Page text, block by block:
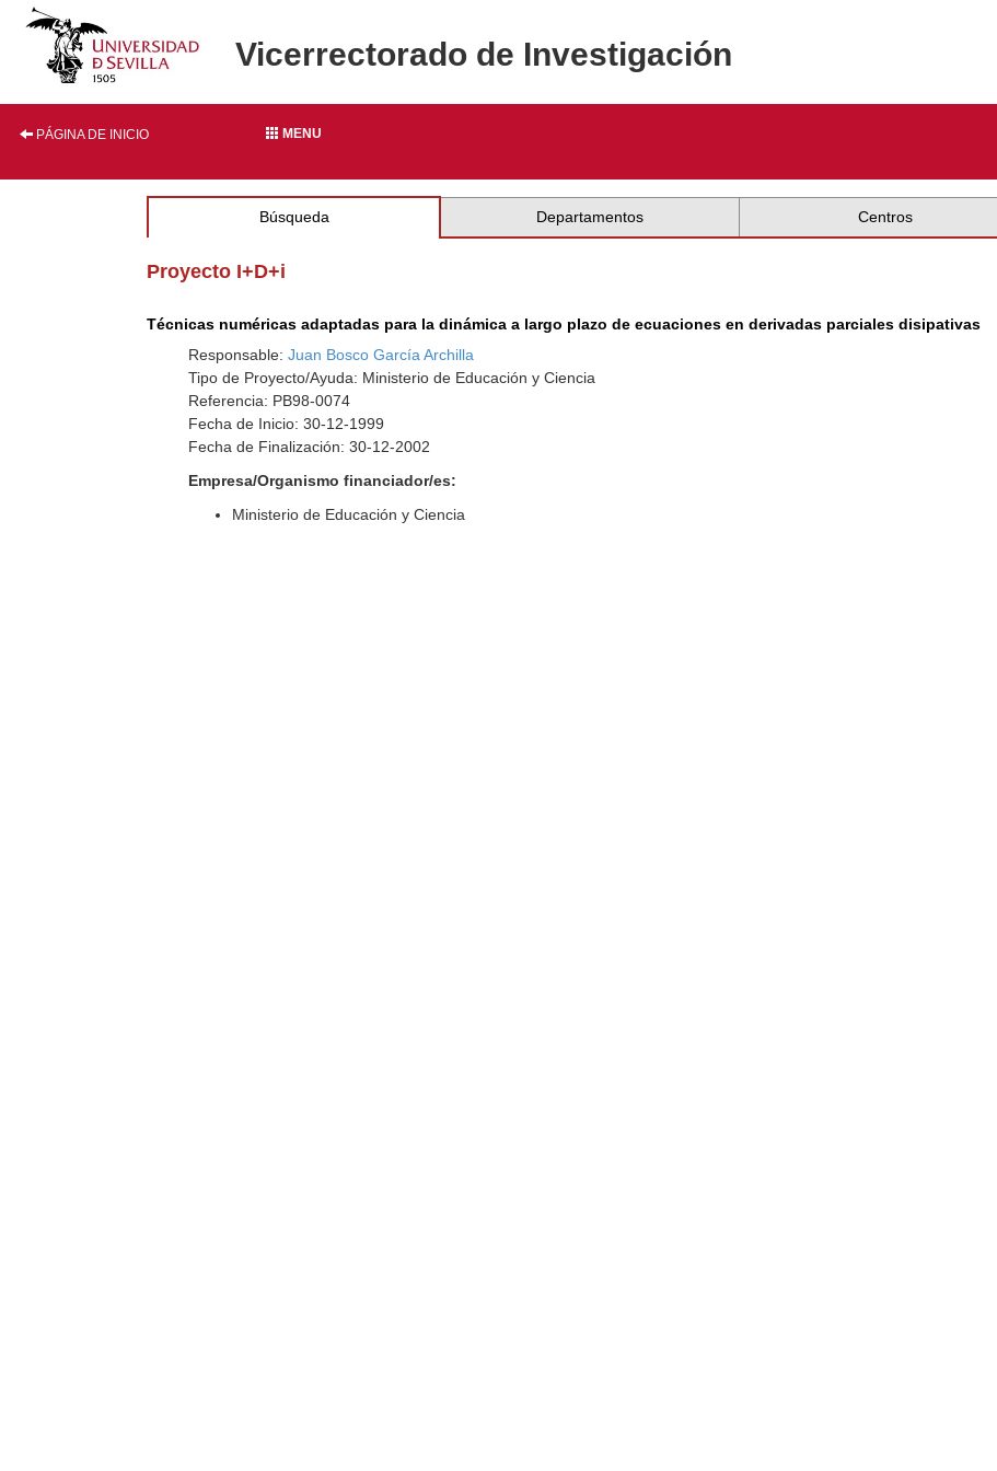
Vicerrectorado de Investigación
PÁGINA DE INICIO MENU
Búsqueda Departamentos Centros
Proyecto I+D+i
Técnicas numéricas adaptadas para la dinámica a largo plazo de ecuaciones en derivadas parciales disipativas
Responsable:Juan Bosco García Archilla
Tipo de Proyecto/Ayuda: Ministerio de Educación y Ciencia
Referencia: PB98-0074
Fecha de Inicio: 30-12-1999
Fecha de Finalización: 30-12-2002
Empresa/Organismo financiador/es:
Ministerio de Educación y Ciencia